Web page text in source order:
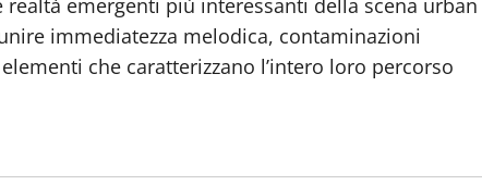
immediatezza melodica, contaminazioni
che caratterizzano l’intero loro percorso